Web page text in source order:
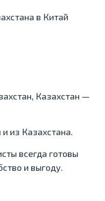
в Китай
Казахстан —
из Казахстана.
всегда готовы
и выгоду.